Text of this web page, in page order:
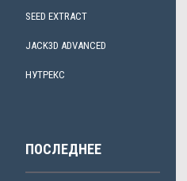
SEED EXTRACT
JACK3D ADVANCED
НУТРЕКС
ПОСЛЕДНЕЕ